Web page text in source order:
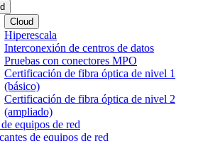
Cloud
Hiperescala
Interconexión de centros de datos
Pruebas con conectores MPO
Certificación de fibra óptica de nivel 1
(básico)
Certificación de fibra óptica de nivel 2
(ampliado)
equipos de red
de equipos de red